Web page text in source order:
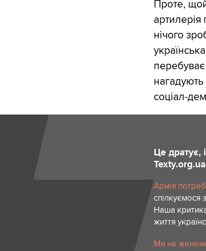
Проте,
нічого
соціал-
Це дратує,
Армія
спілкуємося
Наша
життя
Ми не